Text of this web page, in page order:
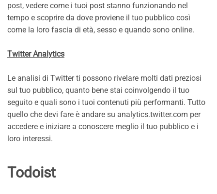
post, vedere come i tuoi post stanno funzionando nel
tempo e scoprire da dove proviene il tuo pubblico così
come la loro fascia di età, sesso e quando sono online.
Twitter Analytics
Le analisi di Twitter ti possono rivelare molti dati preziosi
sul tuo pubblico, quanto bene stai coinvolgendo il tuo
seguito e quali sono i tuoi contenuti più performanti. Tutto
quello che devi fare è andare su analytics.twitter.com per
accedere e iniziare a conoscere meglio il tuo pubblico e i
loro interessi.
Todoist